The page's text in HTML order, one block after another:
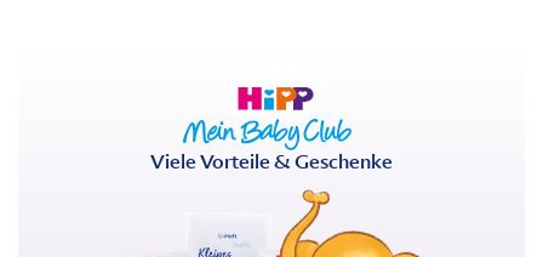
Viele Vorteile & Geschenke